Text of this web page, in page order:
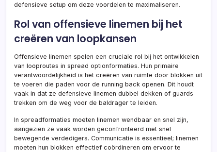
defensieve setup om deze voordelen te maximaliseren.
Rol van offensieve linemen bij het
creëren van loopkansen
Offensieve linemen spelen een cruciale rol bij het ontwikkelen
van looproutes in spread optionformaties. Hun primaire
verantwoordelijkheid is het creëren van ruimte door blokken uit
te voeren die paden voor de running back openen. Dit houdt
vaak in dat ze defensieve linemen dubbel dekken of guards
trekken om de weg voor de baldrager te leiden.
In spreadformaties moeten linemen wendbaar en snel zijn,
aangezien ze vaak worden geconfronteerd met snel
bewegende verdedigers. Communicatie is essentieel; linemen
moeten hun blokken effectief coördineren om ervoor te